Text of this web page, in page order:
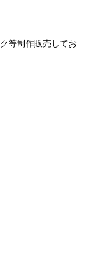
等制作販売してお